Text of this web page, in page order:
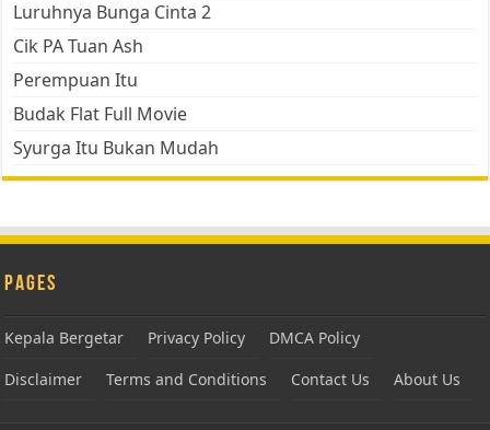
Luruhnya Bunga Cinta 2
Cik PA Tuan Ash
Perempuan Itu
Budak Flat Full Movie
Syurga Itu Bukan Mudah
Pages
Kepala Bergetar Privacy Policy
DMCA Policy
Disclaimer
Terms and Conditions Contact Us About Us